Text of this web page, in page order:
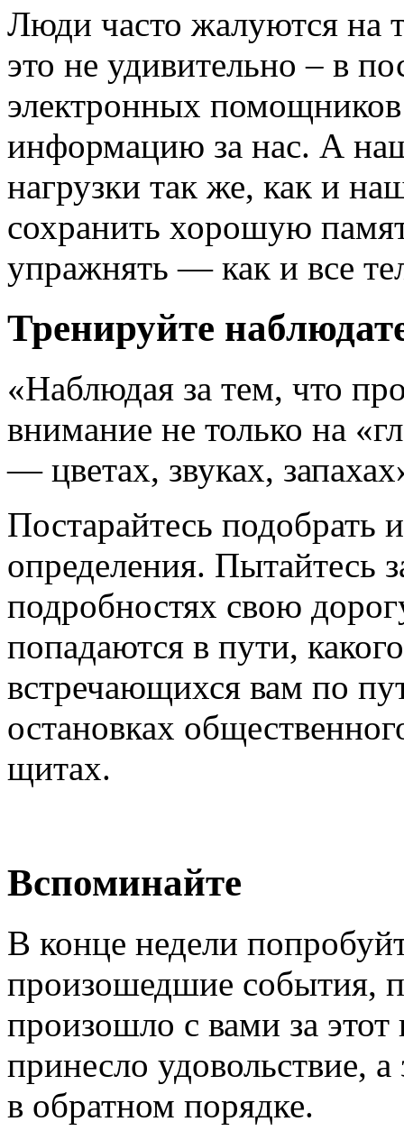
Люди часто жалуются на
это не удивительно – в
электронных
информацию за нас. А
нагрузки так же, как и
сохранить хорошую
упражнять — как и все
Тренируйте
«Наблюдая за тем, что
внимание не только на
— цветах, звуках,
Постарайтесь подобрать
определения. Пытайтесь
подробностях свою
попадаются в пути,
встречающихся вам по
остановках
щитах.
Вспоминайте
В конце недели
произошедшие события,
произошло с вами за
принесло удовольствие,
в обратном порядке.